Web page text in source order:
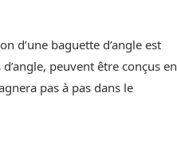
d’une baguette d’angle est
peuvent être conçus en
pas à pas dans le